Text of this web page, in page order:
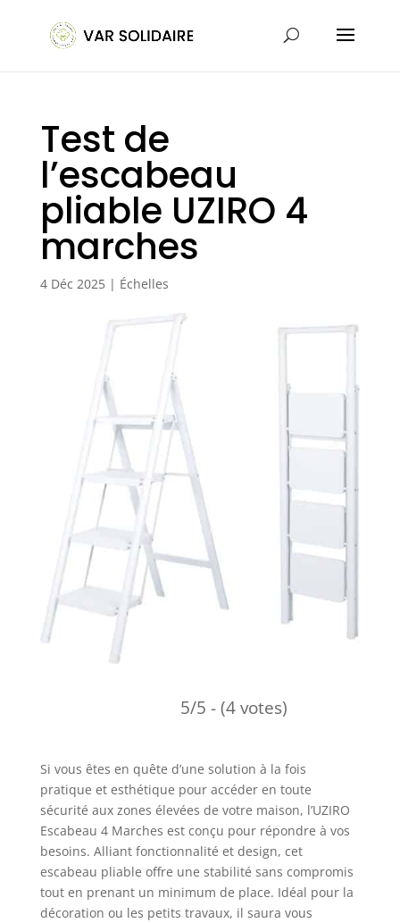
Test de
l’escabeau
pliable UZIRO 4
marches
4 Déc 2025| Échelles
5/5 - (4 votes)
Si vous êtes en quête d’une solution à la fois
pratique et esthétique pour accéder en toute
sécurité aux zones élevées de votre maison, l’UZIRO
Escabeau 4 Marches est conçu pour répondre à vos
besoins. Alliant fonctionnalité et design, cet
escabeau pliable offre une stabilité sans compromis
tout en prenant un minimum de place. Idéal pour la
décoration ou les petits travaux, il saura vous